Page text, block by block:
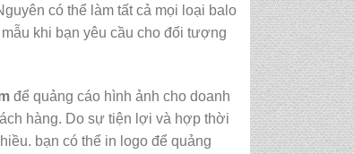
có thể làm tất cả mọi loại balo
khi bạn yêu cầu cho đối tượng
để quảng cáo hình ảnh cho doanh
hàng. Do sự tiện lợi và hợp thời
bạn có thể in logo để quảng